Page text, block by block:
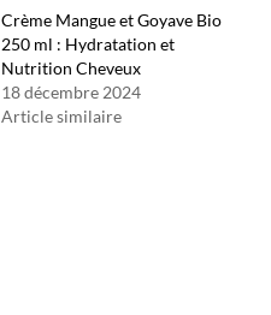
Crème Mangue et Goyave Bio
250 ml : Hydratation et
Nutrition Cheveux
18 décembre 2024
Article similaire